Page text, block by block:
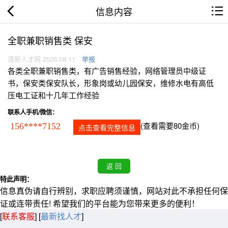
信息内容
全职兼职销售类 保安
清新人才网 2026.08.11 举报
各类全职兼职销售类，有广告销售经验，网络管理员中级证
书，保安类保安队长，形象岗或幼儿园保安，维修水电有高低
压电工证和十几年工作经验
联系人手机/微信：
156****7152 点击查看完整信息 (查看需要80金币)
特此声明：
信息真伪请自行辨别，求职应聘须谨慎，网站对此不承担任何保
证或连带责任! 希望我们的平台能为您带来更多的便利！
[联系客服] [最新找人才]